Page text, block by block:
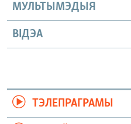
МУЛЬТЫМЭДЫЯ
ВІДЭА
ТЭЛЕПРАГРАМЫ